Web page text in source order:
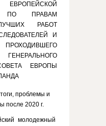
ЕВРОПЕЙСКОЙ
ПО ПРАВАМ
РАБОТ
И
ЕВРОПЫ
проблемы и
после 2020 г.
молодежный